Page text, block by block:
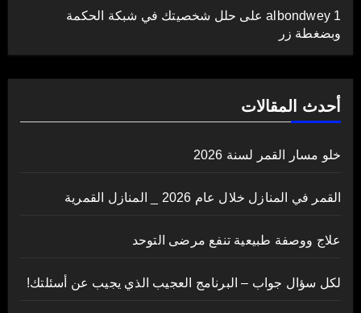
albondwey 1على حلل شخصيتك في شبكة الحكمة
وبضغطة زر
أحدث المقالات
خلو مسار القمر لسنة 2026
القمر في المنازل خلال عام 2026 _ المنازل القمرية
علاج ووصفة طبيعية تنفع مرضى التوحد
لكل سؤال جواب – البرنامج العجيب الذي يجيب عن أسئلتك!